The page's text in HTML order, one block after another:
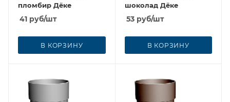
пломбир Дёке
41 руб/шт
В КОРЗИНУ
шоколад Дёке
53руб/шт
В КОРЗИНУ